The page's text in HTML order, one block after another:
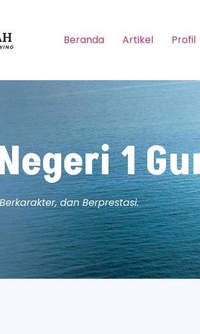
Beranda Artikel Profil
1
dan Berprestasi.